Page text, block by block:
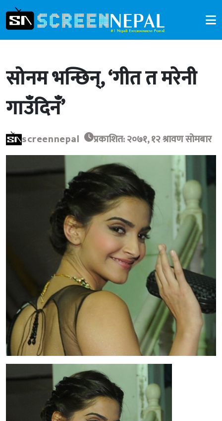
सोनम भन्छिन्, ‘गीत त मरेनी
गाउँदिनँ’
screennepal प्रकाशित: २०७१, १२ श्रावण सोमबार